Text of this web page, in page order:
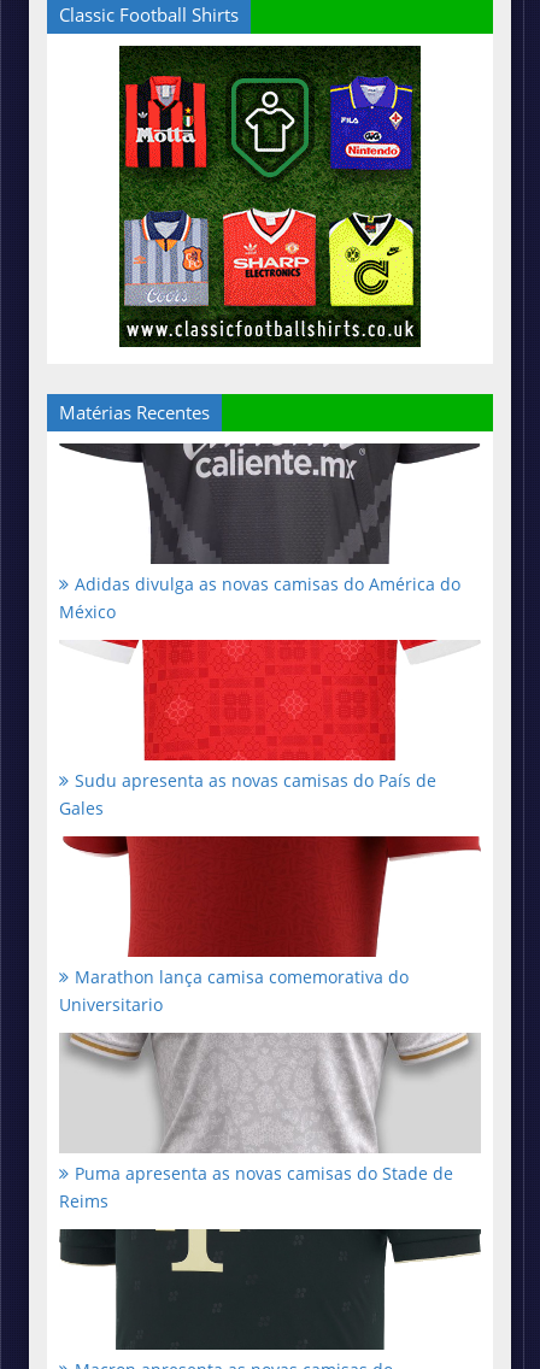
Classic Football Shirts
Matérias Recentes
Adidas divulga as novas camisas do América do
México
Sudu apresenta as novas camisas do País de
Gales
Marathon lança camisa comemorativa do
Universitario
Puma apresenta as novas camisas do Stade de
Reims